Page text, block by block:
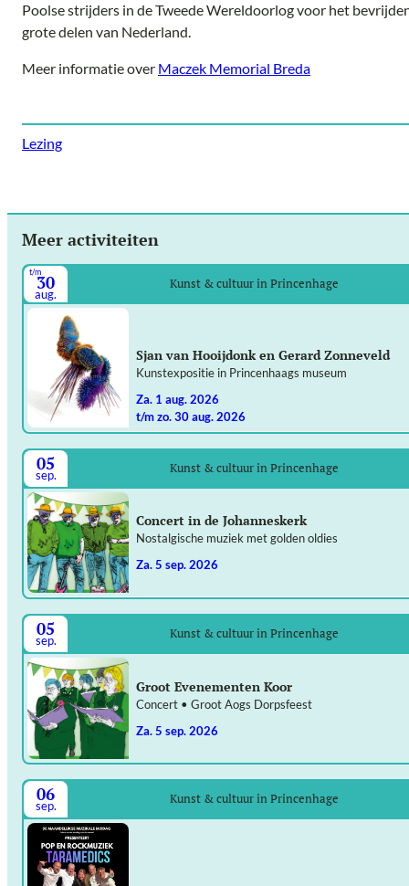
Poolse strijders in de Tweede Wereldoorlog voor het
grote delen van Nederland.
Meer informatie over Maczek Memorial Breda
Lezing
Meer activiteiten
t/m
30
aug.
Kunst & cultuur in Princenhage
Sjan van Hooijdonk en Gerard Zonneveld
Kunstexpositie in Princenhaags museum
za. 1 aug. 2026
t/m zo. 30 aug. 2026
05
sep. Kunst & cultuur in Princenhage
Concert in de Johanneskerk
Nostalgische muziek met golden oldies
za. 5 sep. 2026
05
sep. Kunst & cultuur in Princenhage
Groot Evenementen Koor
Concert • Groot Aogs Dorpsfeest
za. 5 sep. 2026
06
sep. Kunst & cultuur in Princenhage